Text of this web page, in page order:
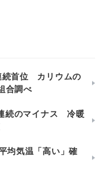
続首位 カリウムの
合調べ
続のマイナス 冷暖
均気温「高い」確